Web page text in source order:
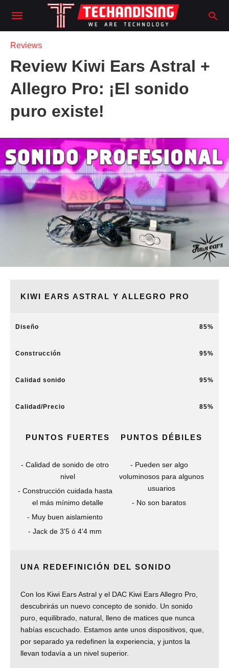
Reviews
Review Kiwi Ears Astral +
Allegro Pro: ¡El sonido
puro existe!
KIWI EARS ASTRAL Y ALLEGRO PRO
UNA REDEFINICIÓN DEL SONIDO
Con los Kiwi Ears Astral y el DAC Kiwi Ears Allegro Pro,
descubrirás un nuevo concepto de sonido. Un sonido
puro, equilibrado, natural, lleno de matices que nunca
habías escuchado. Estamos ante unos dispositivos, que,
por separado ya redefinen la experiencia, y juntos la
llevan todavía a un nivel superior.
Diseño 85
Construcción 95
Calidad sonido 95
Calidad/Precio 85
PUNTOS FUERTES
Calidad de sonido de otro
nivel
Construcción cuidada hasta
el más mínimo detalle
Muy buen aislamiento
Jack de 3'5 ó 4'4 mm
PUNTOS DÉBILES
Pueden ser algo
voluminosos para algunos
usuarios
No son baratos